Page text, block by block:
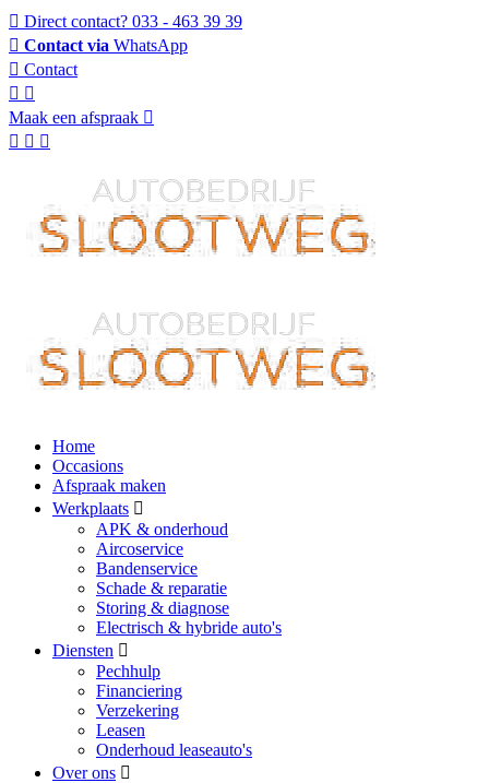
Direct contact? 033 - 463 39 39
Contact via WhatsApp
Contact
Maak een afspraak
Home
Occasions
Afspraak maken
Werkplaats
APK & onderhoud
Aircoservice
Bandenservice
Schade & reparatie
Storing & diagnose
Electrisch & hybride auto's
Diensten
Pechhulp
Financiering
Verzekering
Leasen
Onderhoud leaseauto's
Over ons